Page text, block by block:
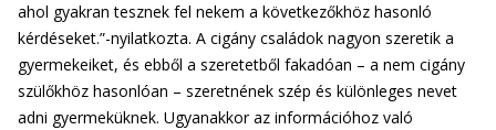
ahol gyakran tesznek fel nekem a következőkhöz hasonló
kérdéseket.”-nyilatkozta. A cigány családok nagyon szeretik a
gyermekeiket, és ebből a szeretetből fakadóan – a nem cigány
szülőkhöz hasonlóan – szeretnének szép és különleges nevet
adni gyermeküknek. Ugyanakkor az információhoz való